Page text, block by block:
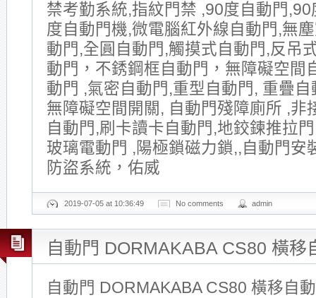
禁考勤系統,指紋門禁 ,90度自動門
度自動門機,微電腦紅外線自動門,無
動門,全圓自動門,觸摸式自動門,反吊
動門，不銹鋼框自動門，無障礙空間
動門 ,氣密自動門,重型自動門, 重疊
無障礙空間開關, 自動門殘障廁所 ,非
自動門,刷卡讀卡自動門,地鉸鍊推拉
玻璃電動門 ,陽極鎖磁力鎖,,自動門安
防盜系統，佑威
2019-07-05 at 10:36:49 No comments admin
自動門 DORMAKABA CS80 橫移
自動門 DORMAKABA CS80 橫移自